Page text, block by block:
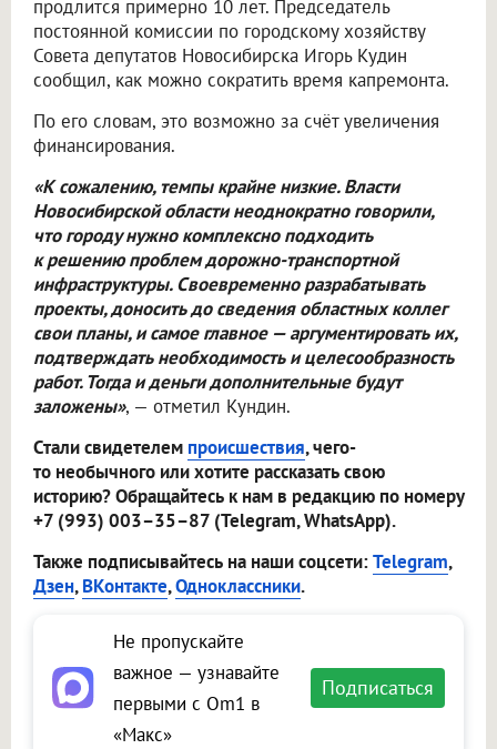
продлится примерно 10 лет. Председатель
постоянной комиссии по городскому хозяйству
Совета депутатов Новосибирска Игорь Кудин
сообщил, как можно сократить время капремонта.
По его словам, это возможно за счёт увеличения
финансирования.
«К сожалению, темпы крайне низкие. Власти
Новосибирской области неоднократно говорили,
что городу нужно комплексно подходить
к решению проблем дорожно-транспортной
инфраструктуры. Своевременно разрабатывать
проекты, доносить до сведения областных коллег
свои планы, и самое главное — аргументировать их,
подтверждать необходимость и целесообразность
работ. Тогда и деньги дополнительные будут
заложены», — отметил Кундин.
Стали свидетелем происшествия, чего-
то необычного или хотите рассказать свою
историю? Обращайтесь к нам в редакцию по номеру
+7 (993) 003–35–87 (Telegram, WhatsApp).
Также подписывайтесь на наши соцсети:Telegram,
Дзен,ВКонтакте,Одноклассники.
Не пропускайте
важное — узнавайте
первыми с Om1 в
«Макс»
Подписаться